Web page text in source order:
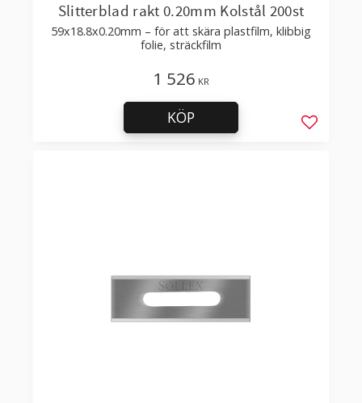
Slitterblad rakt 0.20mm Kolstål 200st
59x18.8x0.20mm – för att skära plastfilm, klibbig
folie, sträckfilm
1 526 KR
Lägg till
KÖP